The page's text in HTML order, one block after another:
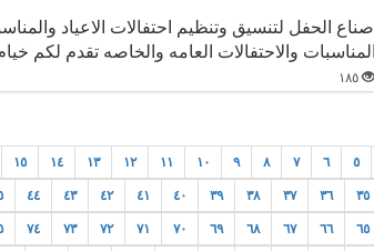
صناع الحفل لتنسيق وتنظيم احتفالات الاعياد
المناسبات والاحتفالات العامه والخاصه تقدم لكم
١٨٥
٥ ٦ ٧ ٨ ٩ ١٠ ١١ ١٢ ١٣ ١٤ ١٥
٣٥ ٣٦ ٣٧ ٣٨ ٣٩ ٤٠ ٤١ ٤٢ ٤٣ ٤٤
٦٥ ٦٦ ٦٧ ٦٨ ٦٩ ٧٠ ٧١ ٧٢ ٧٣ ٧٤